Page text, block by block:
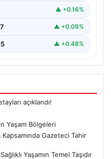
▲ +0.16%
▲ +0.09%
▲ +0.48%
açıklandı!
Yaşam Bölgeleri
Gazeteci Tahir
Yaşamın Temel Taşıdır